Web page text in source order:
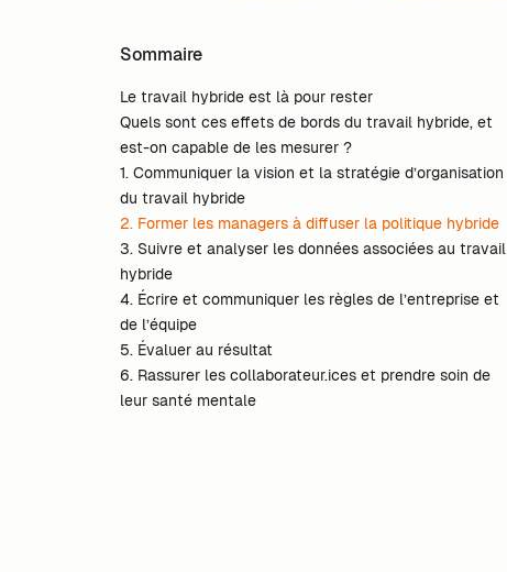
Sommaire
Le travail hybride est là pour rester
Quels sont ces effets de bords du travail hybride, et
est-on capable de les mesurer ?
1. Communiquer la vision et la stratégie d’organisation
du travail hybride‍
2. Former les managers à diffuser la politique hybride
3. Suivre et analyser les données associées au travail
hybride
4. Écrire et communiquer les règles de l’entreprise et
de l’équipe
5. Évaluer au résultat
6. Rassurer les collaborateur.ices et prendre soin de
leur santé mentale